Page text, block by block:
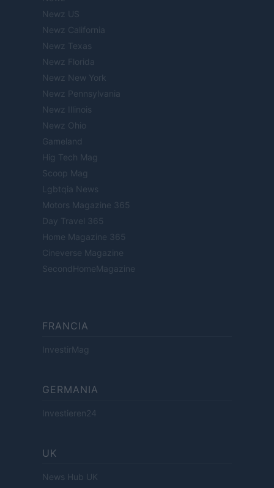
Newz US
Newz California
Newz Texas
Newz Florida
Newz New York
Newz Pennsylvania
Newz Illinois
Newz Ohio
Gameland
Hig Tech Mag
Scoop Mag
Lgbtqia News
Motors Magazine 365
Day Travel 365
Home Magazine 365
Cineverse Magazine
SecondHomeMagazine
FRANCIA
InvestirMag
GERMANIA
Investieren24
UK
News Hub UK